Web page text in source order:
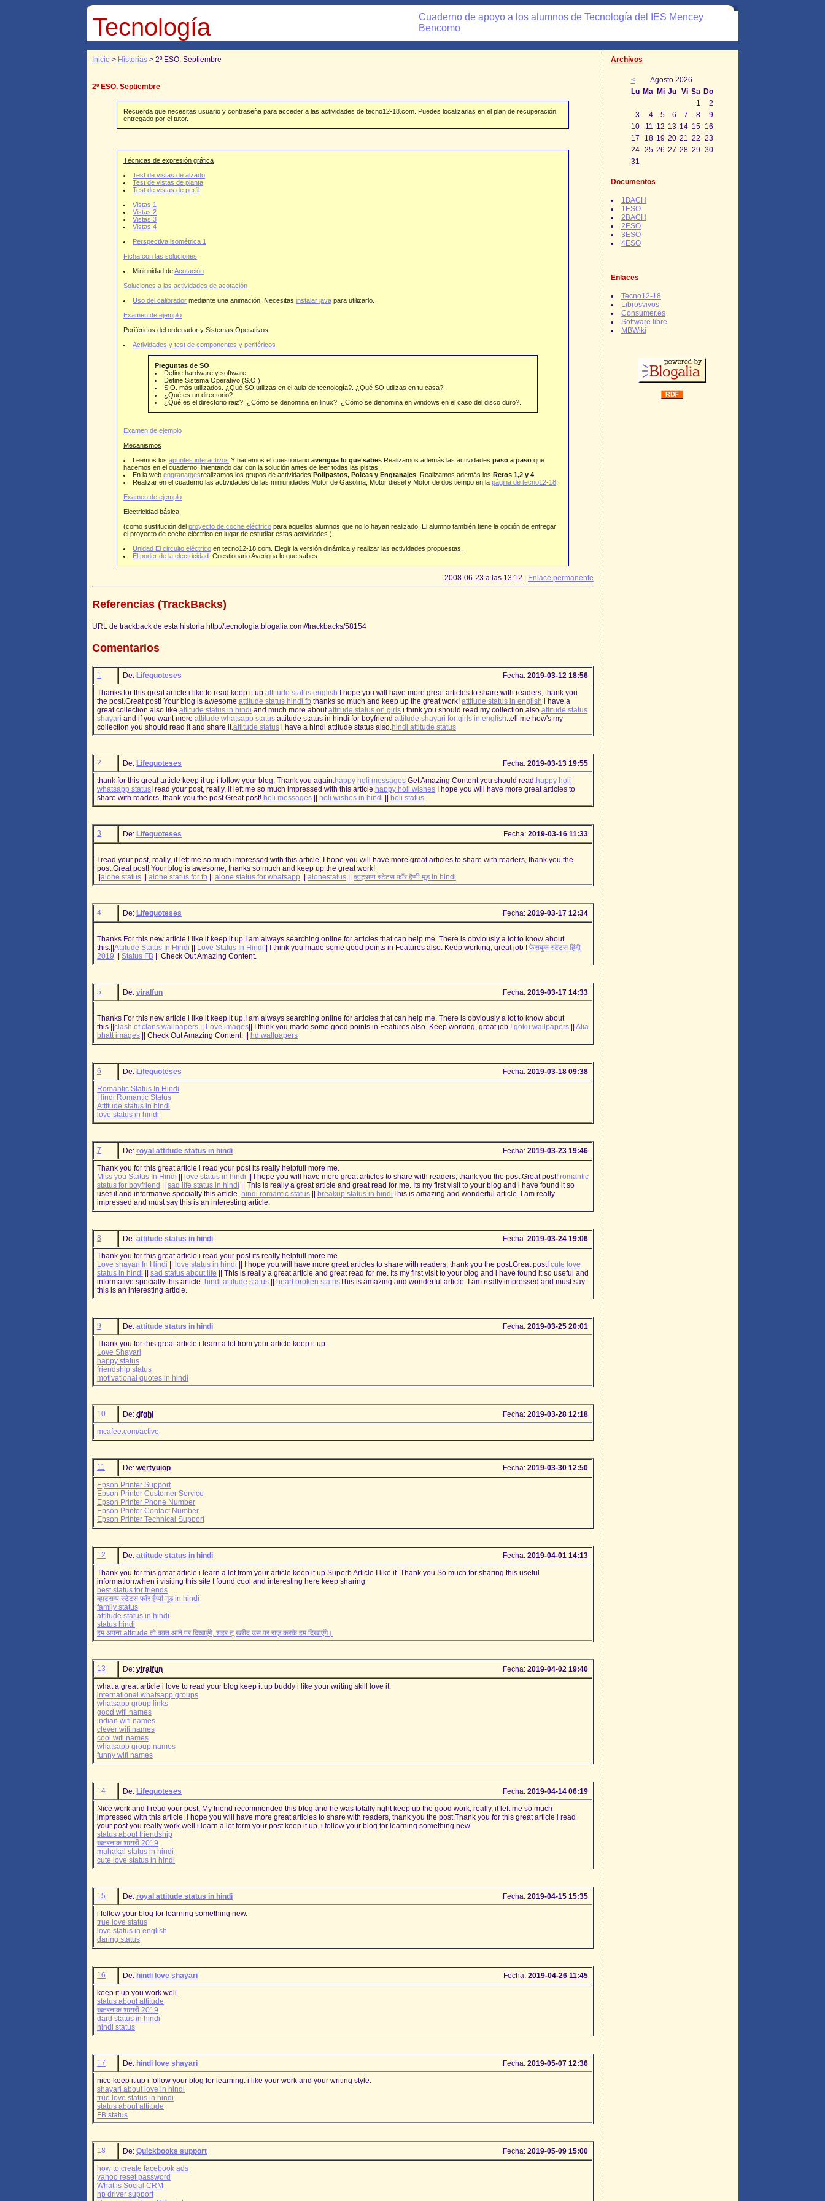
Tecnología
Cuaderno de apoyo a los alumnos de Tecnología del IES Mencey
Bencomo
Inicio > Historias > 2º ESO. Septiembre
2º ESO. Septiembre
Recuerda que necesitas usuario y contraseña para acceder a las actividades de tecno12-18.com. Puedes localizarlas en el plan de recuperación
entregado por el tutor.
Técnicas de expresión gráfica
Test de vistas de alzado
Test de vistas de planta
Test de vistas de perfil
Vistas 1
Vistas 2
Vistas 3
Vistas 4
Perspectiva isométrica 1
Ficha con las soluciones
Miniunidad deAcotación
Soluciones a las actividades de acotación
Uso del calibrador mediante una animación. Necesitas instalar java para utilizarlo.
Examen de ejemplo
Periféricos del ordenador y Sistemas Operativos
Actividades y test de componentes y periféricos
Preguntas de SO
Define hardware y software.
Define Sistema Operativo (S.O.)
S.O. más utilizados. ¿Qué SO utilizas en el aula de tecnología?. ¿Qué SO utilizas en tu casa?.
¿Qué es un directorio?
¿Qué es el directorio raiz?. ¿Cómo se denomina en linux?. ¿Cómo se denomina en windows en el caso del disco duro?.
Examen de ejemplo
Mecanismos
Leemos los apuntes interactivos .Y hacemos el cuestionario averigua lo que sabes .Realizamos además las actividades paso a paso que
hacemos en el cuaderno, intentando dar con la solución antes de leer todas las pistas.
En la web engranatgesrealizamos los grupos de actividades Polipastos, Poleas y Engranajes . Realizamos además los Retos 1,2 y 4
Realizar en el cuaderno las actividades de las miniunidades Motor de Gasolina, Motor diesel y Motor de dos tiempo en la página de tecno12-18
Examen de ejemplo
Electricidad básica
(como sustitución del proyecto de coche eléctrico para aquellos alumnos que no lo hayan realizado. El alumno también tiene la opción de entregar
el proyecto de coche eléctrico en lugar de estudiar estas actividades.)
Unidad El circuito eléctrico en tecno12-18.com. Elegir la versión dinámica y realizar las actividades propuestas.
El poder de la electricidad . Cuestionario Averigua lo que sabes.
2008-06-23 a las 13:12 | Enlace permanente
Referencias (TrackBacks)
URL de trackback de esta historia http://tecnologia.blogalia.com//trackbacks/58154
Comentarios
1 De: Lifequoteses Fecha: 2019-03-12 18:56
Thanks for this great article i like to read keep it up.attitude status english I hope you will have more great articles to share with readers, thank you
the post.Great post! Your blog is awesome.attitude status hindi fb thanks so much and keep up the great work! attitude status in english i have a
great collection also like attitude status in hindi and much more aboutattitude status on girls i think you should read my collection also attitude status
shayari and if you want more attitude whatsapp status attitude status in hindi for boyfriend attitude shayari for girls in english.tell me how's my
collection you should read it and share it.attitude status i have a hindi attitude status also.hindi attitude status
2 De: Lifequoteses Fecha: 2019-03-13 19:55
thank for this great article keep it up i follow your blog. Thank you again.happy holi messages Get Amazing Content you should read.happy holi
whatsapp status I read your post, really, it left me so much impressed with this article.happy holi wishes I hope you will have more great articles to
share with readers, thank you the post.Great post! holi messages holi wishes in hindi holi status
3 De: Lifequoteses Fecha: 2019-03-16 11:33
I read your post, really, it left me so much impressed with this article, I hope you will have more great articles to share with readers, thank you the
post.Great post! Your blog is awesome, thanks so much and keep up the great work!
alone status alone status for fb alone status for whatsapp alonestatus व्हाट्सप्प स्टेटस फॉर हैप्पी मूड in hindi
4 De: Lifequoteses Fecha: 2019-03-17 12:34
Thanks For this new article i like it keep it up.I am always searching online for articles that can help me. There is obviously a lot to know about
this.|| Attitude Status In Hindi Love Status In Hindi || I think you made some good points in Features also. Keep working, great job ! फेसबुक स्टेटस हिंदी
2019
Status FB || Check Out Amazing Content.
5 De: viralfun Fecha: 2019-03-17 14:33
Thanks For this new article i like it keep it up.I am always searching online for articles that can help me. There is obviously a lot to know about
this.|| clash of clans wallpapers Love images || I think you made some good points in Features also. Keep working, great job ! goku wallpapers
Alia
bhatt images || Check Out Amazing Content. || hd wallpapers
6 De: Lifequoteses Fecha: 2019-03-18 09:38
Romantic Status In Hindi
Hindi Romantic Status
Attitude status in hindi
love status in hindi
7 De: royal attitude status in hindi Fecha: 2019-03-23 19:46
Thank you for this great article i read your post its really helpfull more me.
Miss you Status In Hindi
love status in hindi || I hope you will have more great articles to share with readers, thank you the post.Great post! romantic
status for boyfriend
sad life status in hindi || This is really a great article and great read for me. Its my first visit to your blog and i have found it so
useful and informative specially this article. hindi romantic status breakup status in hindiThis is amazing and wonderful article. I am really
impressed and must say this is an interesting article.
8 De: attitude status in hindi Fecha: 2019-03-24 19:06
Thank you for this great article i read your post its really helpfull more me.
Love shayari In Hindi
love status in hindi || I hope you will have more great articles to share with readers, thank you the post.Great post! cute love
status in hindi
sad status about life || This is really a great article and great read for me. Its my first visit to your blog and i have found it so useful and
informative specially this article. hindi attitude status heart broken statusThis is amazing and wonderful article. I am really impressed and must say
this is an interesting article.
9 De: attitude status in hindi Fecha: 2019-03-25 20:01
Thank you for this great article i learn a lot from your article keep it up.
Love Shayari
happy status
friendship status
motivational quotes in hindi
10 De: dfghj Fecha: 2019-03-28 12:18
mcafee.com/active
11 De: wertyuiop Fecha: 2019-03-30 12:50
Epson Printer Support
Epson Printer Customer Service
Epson Printer Phone Number
Epson Printer Contact Number
Epson Printer Technical Support
12 De: attitude status in hindi Fecha: 2019-04-01 14:13
Thank you for this great article i learn a lot from your article keep it up.Superb Article I like it. Thank you So much for sharing this useful
information.when i visiting this site I found cool and interesting here keep sharing
best status for friends
व्हाट्सप्प स्टेटस फॉर हैप्पी मूड in hindi
family status
attitude status in hindi
status hindi
हम अपना attitude तो वक्त आने पर दिखाएंगे, शहर तू खरीद उस पर राज़ करके हम दिखाएंगे।
13 De: viralfun Fecha: 2019-04-02 19:40
what a great article i love to read your blog keep it up buddy i like your writing skill love it.
international whatsapp groups
whatsapp group links
good wifi names
indian wifi names
clever wifi names
cool wifi names
whatsapp group names
funny wifi names
14 De: Lifequoteses Fecha: 2019-04-14 06:19
Nice work and I read your post, My friend recommended this blog and he was totally right keep up the good work, really, it left me so much
impressed with this article, I hope you will have more great articles to share with readers, thank you the post.Thank you for this great article i read
your post you really work well i learn a lot form your post keep it up. i follow your blog for learning something new.
status about friendship
खतरनाक शायरी 2019
mahakal status in hindi
cute love status in hindi
15 De: royal attitude status in hindi Fecha: 2019-04-15 15:35
i follow your blog for learning something new.
true love status
love status in english
daring status
16 De: hindi love shayari Fecha: 2019-04-26 11:45
keep it up you work well.
status about attitude
खतरनाक शायरी 2019
dard status in hindi
hindi status
17 De: hindi love shayari Fecha: 2019-05-07 12:36
nice keep it up i follow your blog for learning. i like your work and your writing style.
shayari about love in hindi
true love status in hindi
status about attitude
FB status
18 De: Quickbooks support Fecha: 2019-05-09 15:00
how to create facebook ads
yahoo reset password
What is Social CRM
hp driver support
Archivos
<
Agosto 2026
Lu Ma Mi Ju Vi Sa Do
1
2
3
4 5 6 7 8
9
10
11 12 13 14 15
16
17
18 19 20 21 22 23
24
25 26 27 28 29 30
31
Documentos
1BACH
1ESO
2BACH
2ESO
3ESO
4ESO
Enlaces
Tecno12-18
Librosvivos
Consumer.es
Software libre
MBWiki